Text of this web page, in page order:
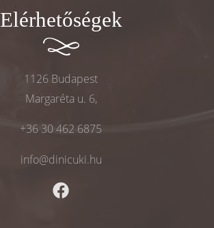
Elérhetőségek
1126 Budapest
Margaréta u. 6,
+36 30 462 6875
info@dinicuki.hu